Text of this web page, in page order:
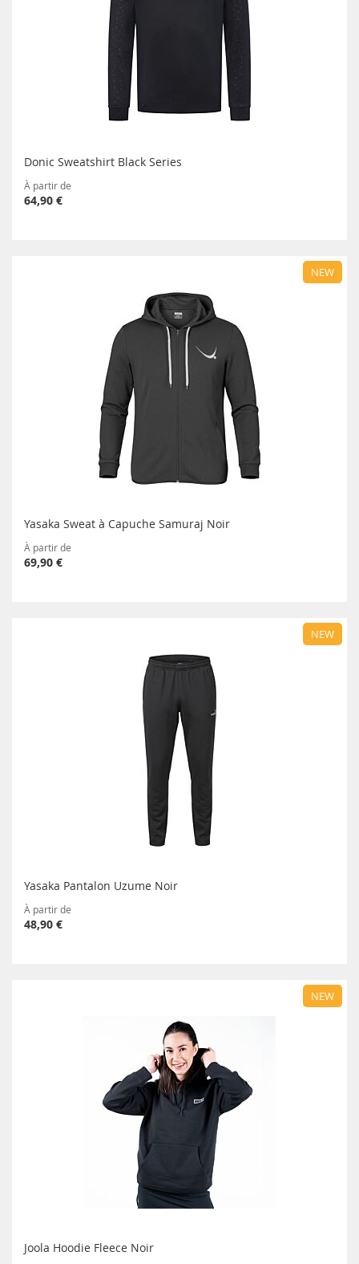
Donic Sweatshirt Black Series
À partir de
64,90 €
NEW
Yasaka Sweat à Capuche Samuraj Noir
À partir de
69,90 €
NEW
Yasaka Pantalon Uzume Noir
À partir de
48,90 €
NEW
Joola Hoodie Fleece Noir